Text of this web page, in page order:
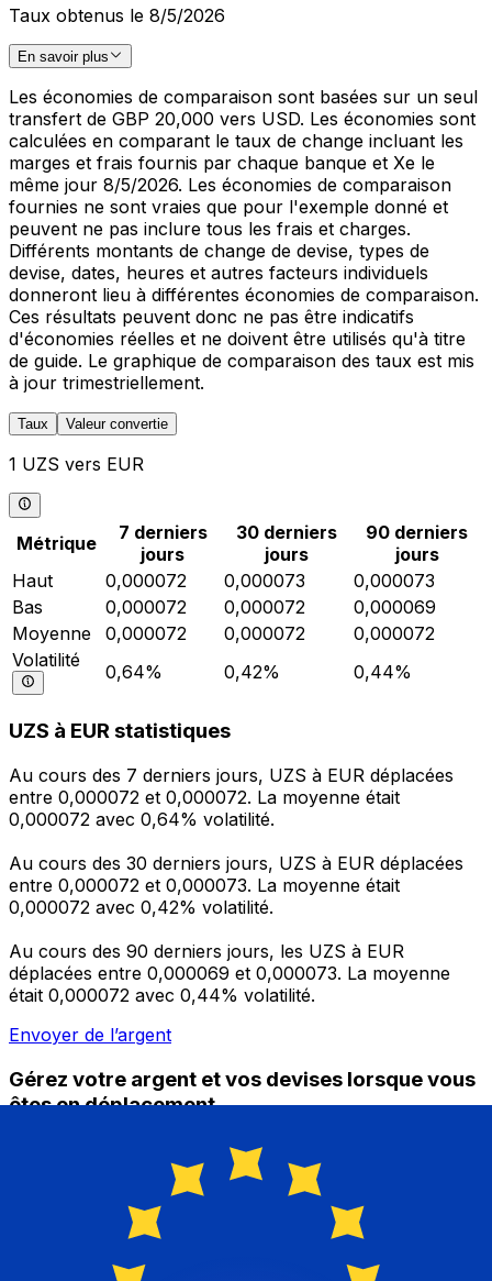
Taux obtenus le 8/5/2026
En savoir plus
Les économies de comparaison sont basées sur un seul
transfert de GBP 20,000 vers USD. Les économies sont
calculées en comparant le taux de change incluant les
marges et frais fournis par chaque banque et Xe le
même jour 8/5/2026. Les économies de comparaison
fournies ne sont vraies que pour l'exemple donné et
peuvent ne pas inclure tous les frais et charges.
Différents montants de change de devise, types de
devise, dates, heures et autres facteurs individuels
donneront lieu à différentes économies de comparaison.
Ces résultats peuvent donc ne pas être indicatifs
d'économies réelles et ne doivent être utilisés qu'à titre
de guide. Le graphique de comparaison des taux est mis
à jour trimestriellement.
Taux Valeur convertie
1 UZS vers EUR
Métrique
7 derniers
jours
30 derniers
jours
90 derniers
jours
Haut
0,000072 0,000073
0,000073
Bas
0,000072 0,000072
0,000069
Moyenne
0,000072 0,000072
0,000072
Volatilité
0,64% 0,42% 0,44%
UZS à EUR statistiques
Au cours des 7 derniers jours, UZS à EUR déplacées
entre 0,000072 et 0,000072. La moyenne était
0,000072 avec 0,64% volatilité.
Au cours des 30 derniers jours, UZS à EUR déplacées
entre 0,000072 et 0,000073. La moyenne était
0,000072 avec 0,42% volatilité.
Au cours des 90 derniers jours, les UZS à EUR
déplacées entre 0,000069 et 0,000073. La moyenne
était 0,000072 avec 0,44% volatilité.
Envoyer de l’argent
Gérez votre argent et vos devises lorsque vous
êtes en déplacement
L'application Xe réunit toutes les fonctionnalités
nécessaires pour vos transferts d'argent internationaux
et la gestion de vos devises. Convertissez des devises,
programmez des alertes de taux et transférez de
l'argent à l'étranger sans frais cachés. Téléchargez